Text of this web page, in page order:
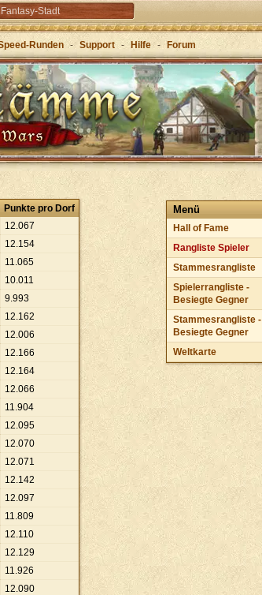
Stadt
durch die Zeitalter
Reich im antiken
Runden - Support - Hilfe - Forum
Menü
Hall of Fame
Rangliste Spieler
Stammesrangliste
Spielerrangliste -
Besiegte Gegner
Stammesrangliste -
Besiegte Gegner
Weltkarte
Punkte pro Dorf
12.067
12.154
11.065
10.011
9.993
12.162
12.006
12.166
12.164
12.066
11.904
12.095
12.070
12.071
12.142
12.097
11.809
12.110
12.129
11.926
12.090